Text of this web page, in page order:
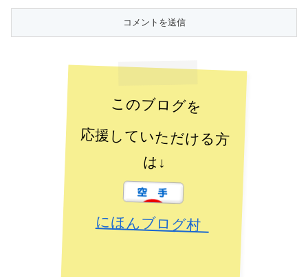
このブログを
応援していただける方
は↓
にほんブログ村